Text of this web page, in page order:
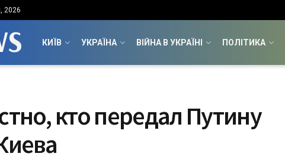
2026
КИЇВ УКРАЇНА ВІЙНА В УКРАЇНІ ПОЛІТИКА
кто передал Путину